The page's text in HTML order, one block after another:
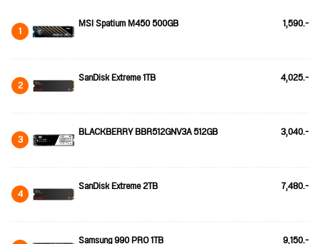
1 MSI Spatium M450 500GB 1,590.-
2 SanDisk Extreme 1TB 4,025.-
3 BLACKBERRY BBR512GNV3A 512GB 3,040.-
4 SanDisk Extreme 2TB 7,480.-